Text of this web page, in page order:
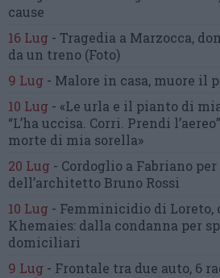
cause
16 Lug - Tragedia a Marzocca,
da un treno (Foto)
9 Lug - Malore in casa, muore il
10 Lug - «Le urla e il pianto di
“L’ha uccisa. Corri. Prendi l’aereo”
morte di mia sorella»
20 Lug - Cordoglio a Fabriano
dell’architetto Bruno Rossi
10 Lug - Femminicidio di Loreto,
Khemaies: dalla condanna per
domiciliari
9 Lug - Frontale tra due auto, 6